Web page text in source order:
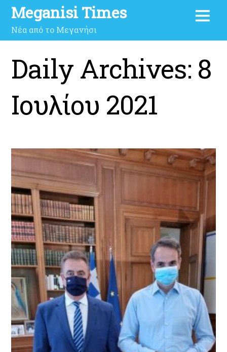
Meganisi Times
Νέα από το Μεγανήσι
Daily Archives: 8
Ιουλίου 2021